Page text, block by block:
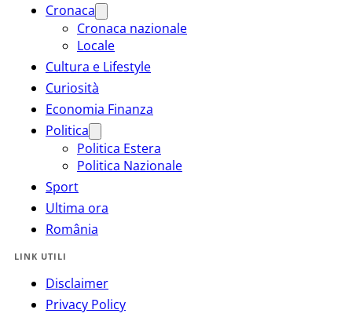
Cronaca
Cronaca nazionale
Locale
Cultura e Lifestyle
Curiosità
Economia Finanza
Politica
Politica Estera
Politica Nazionale
Sport
Ultima ora
România
LINK UTILI
Disclaimer
Privacy Policy